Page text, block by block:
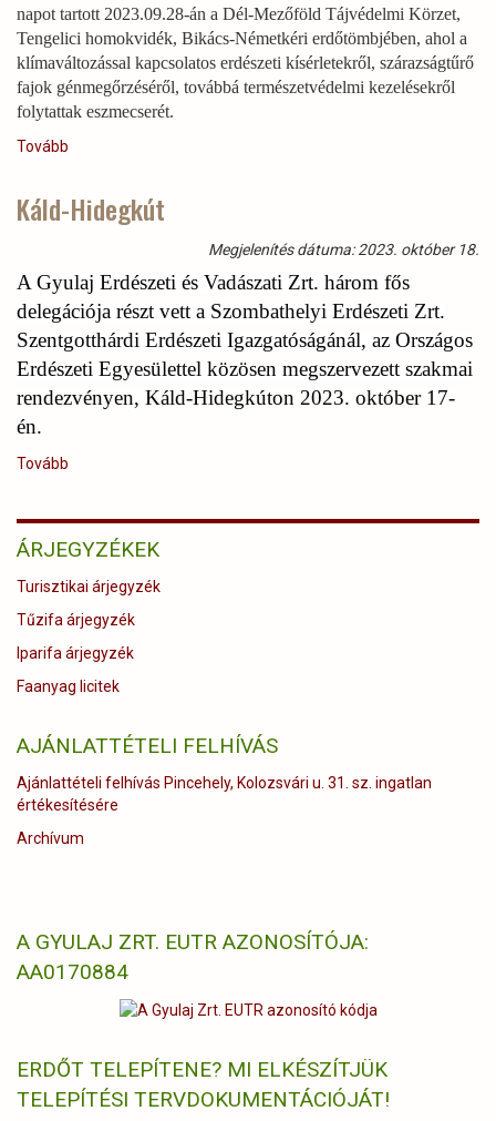
napot tartott 2023.09.28-án a Dél-Mezőföld Tájvédelmi Körzet,
Tengelici homokvidék, Bikács-Németkéri erdőtömbjében, ahol a
klímaváltozással kapcsolatos erdészeti kísérletekről, szárazságtűrő
fajok génmegőrzéséről, továbbá természetvédelmi kezelésekről
folytattak eszmecserét.
Tovább
klímaváltozás
Káld-Hidegkút
Megjelenítés dátuma: 2023. október 18.
A Gyulaj Erdészeti és Vadászati Zrt. három fős
delegációja részt vett a Szombathelyi Erdészeti Zrt.
Szentgotthárdi Erdészeti Igazgatóságánál, az Országos
Erdészeti Egyesülettel közösen megszervezett szakmai
rendezvényen, Káld-Hidegkúton 2023. október 17-
én.
Tovább
ÁRJEGYZÉKEK
Turisztikai árjegyzék
Tűzifa árjegyzék
Iparifa árjegyzék
Faanyag licitek
AJÁNLATTÉTELI FELHÍVÁS
Ajánlattételi felhívás Pincehely, Kolozsvári u. 31. sz. ingatlan
értékesítésére
Archívum
A GYULAJ ZRT. EUTR AZONOSÍTÓJA:
AA0170884
ERDŐT TELEPÍTENE? MI ELKÉSZÍTJÜK
TELEPÍTÉSI TERVDOKUMENTÁCIÓJÁT!